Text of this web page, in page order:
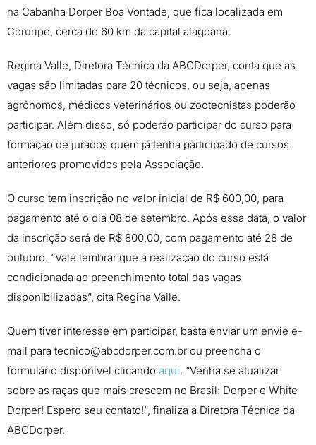
na Cabanha Dorper Boa Vontade, que fica localizada em
Coruripe, cerca de 60 km da capital alagoana.
Regina Valle, Diretora Técnica da ABCDorper, conta que as
vagas são limitadas para 20 técnicos, ou seja, apenas
agrônomos, médicos veterinários ou zootecnistas poderão
participar. Além disso, só poderão participar do curso para
formação de jurados quem já tenha participado de cursos
anteriores promovidos pela Associação.
O curso tem inscrição no valor inicial de R$ 600,00, para
pagamento até o dia 08 de setembro. Após essa data, o valor
da inscrição será de R$ 800,00, com pagamento até 28 de
outubro. “Vale lembrar que a realização do curso está
condicionada ao preenchimento total das vagas
disponibilizadas”, cita Regina Valle.
Quem tiver interesse em participar, basta enviar um envie e-
mail para tecnico@abcdorper.com.br ou preencha o
formulário disponível clicando aqui. “Venha se atualizar
sobre as raças que mais crescem no Brasil: Dorper e White
Dorper! Espero seu contato!”, finaliza a Diretora Técnica da
ABCDorper.